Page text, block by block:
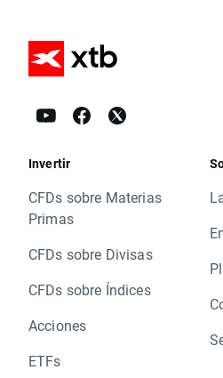
Invertir
CFDs sobre Materias
Primas
CFDs sobre Divisas
CFDs sobre Índices
Acciones
ETFs